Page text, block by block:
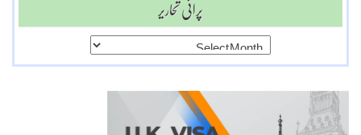
پرانی تحاریر